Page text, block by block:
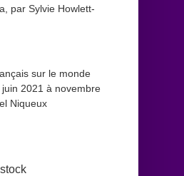
par Sylvie Howlett-
sur le monde
2021 à novembre
Niqueux